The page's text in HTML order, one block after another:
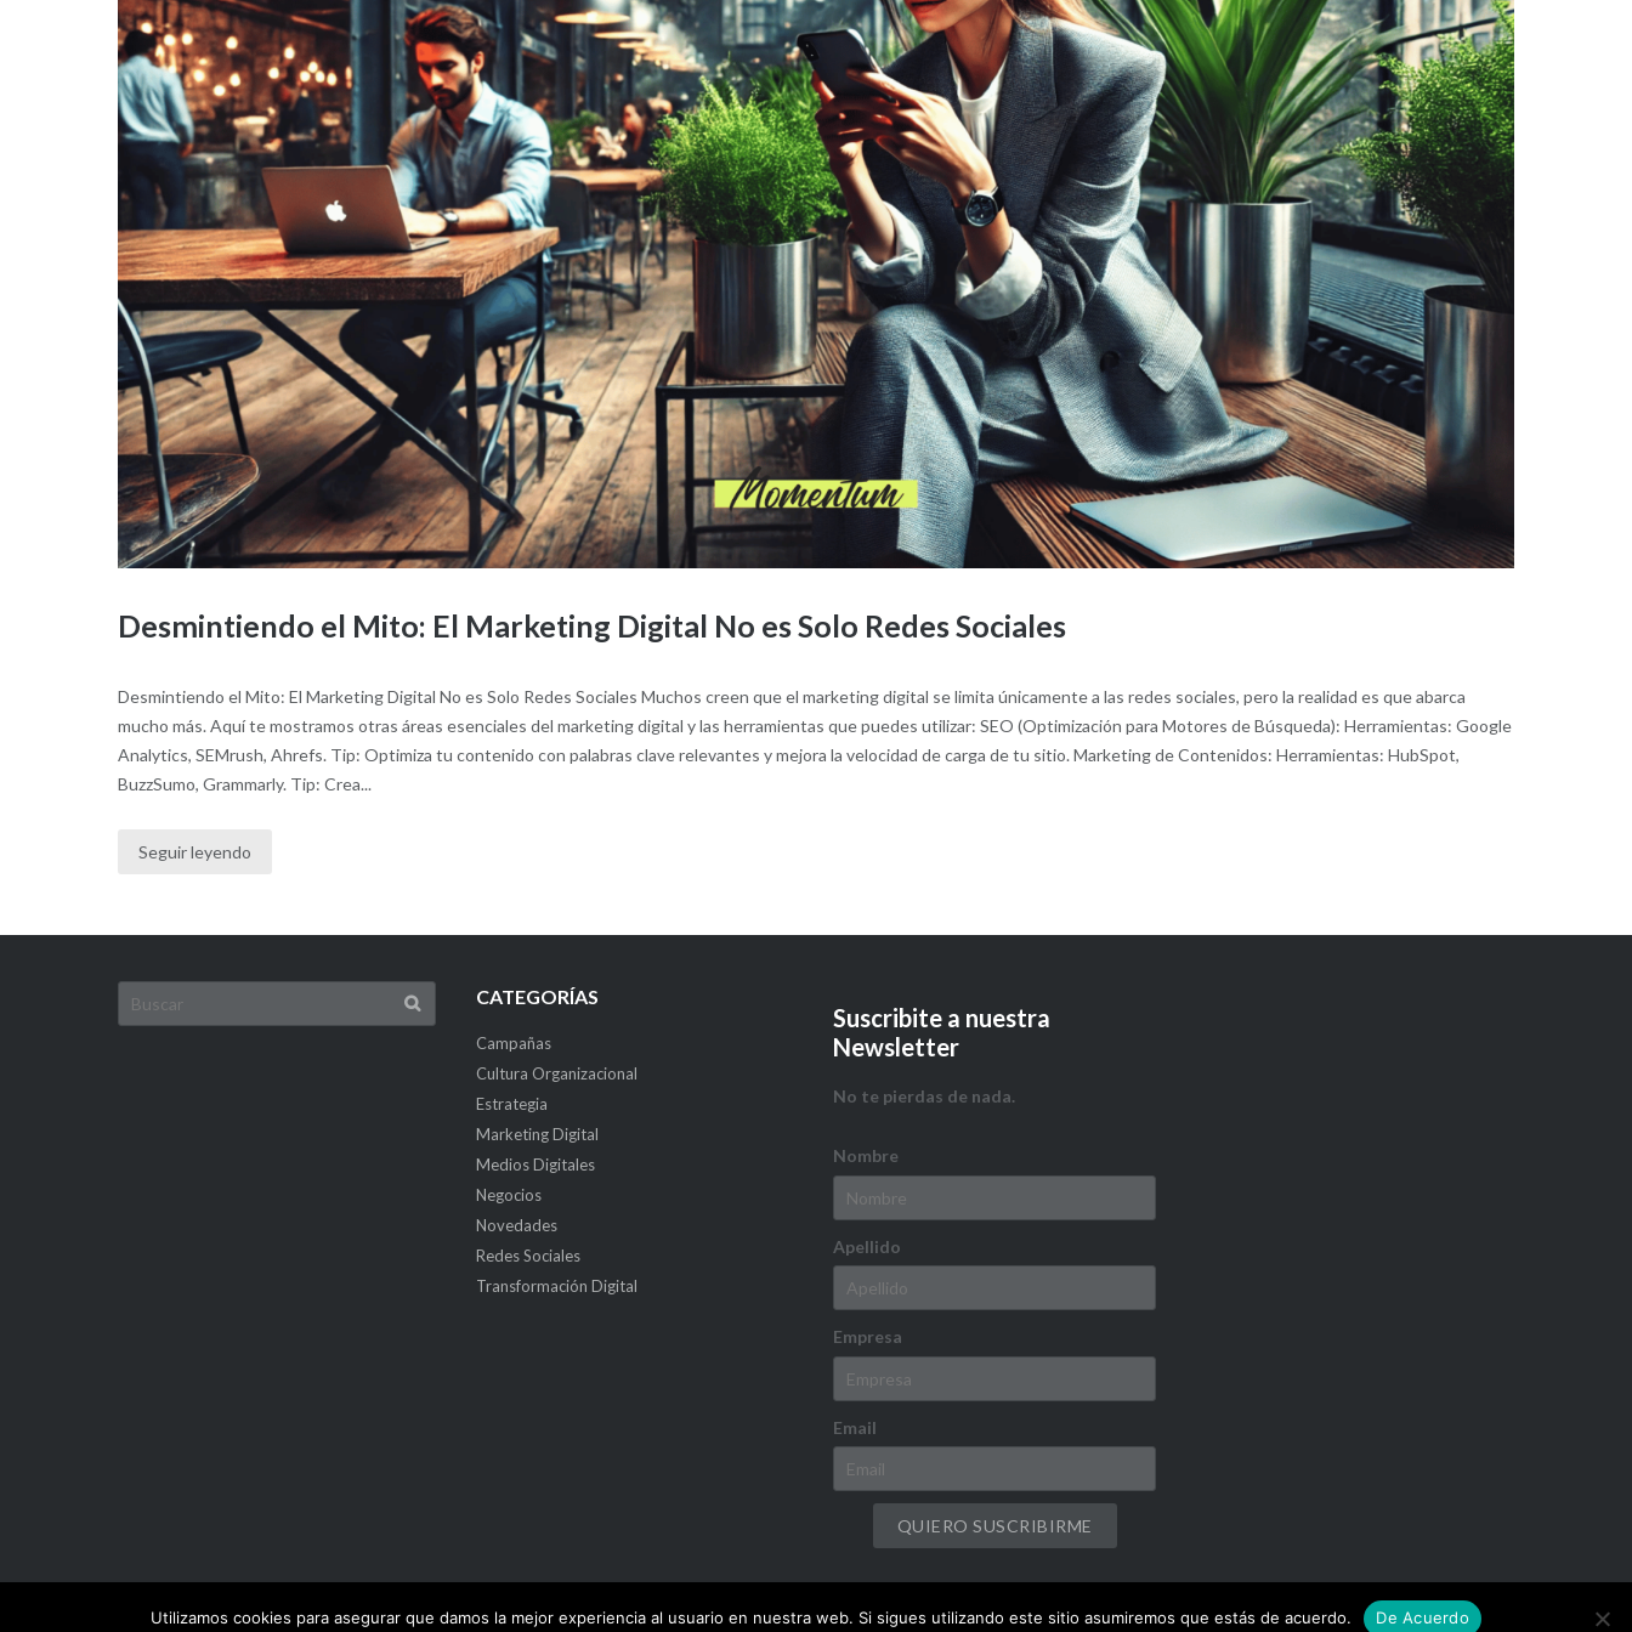
Desmintiendo el Mito: El Marketing Digital No es Solo Redes Sociales
Desmintiendo el Mito: El Marketing Digital No es Solo Redes Sociales Muchos creen que el marketing digital se limita únicamente a las redes sociales, pero la realidad es que abarca
mucho más. Aquí te mostramos otras áreas esenciales del marketing digital y las herramientas que puedes utilizar: SEO (Optimización para Motores de Búsqueda): Herramientas: Google
Analytics, SEMrush, Ahrefs. Tip: Optimiza tu contenido con palabras clave relevantes y mejora la velocidad de carga de tu sitio. Marketing de Contenidos: Herramientas: HubSpot,
BuzzSumo, Grammarly. Tip: Crea...
Seguir leyendo
Buscar: CATEGORÍAS
Campañas
Cultura Organizacional
Estrategia
Marketing Digital
Medios Digitales
Negocios
Novedades
Redes Sociales
Transformación Digital
Suscribite a nuestra
Newsletter
No te pierdas de nada.
Nombre
Apellido
Empresa
Email
QUIERO SUSCRIBIRME
© 2026Momentum Marketing Tema porPuro
Utilizamos cookies para asegurar que damos la mejor experiencia al usuario en nuestra web. Si sigues utilizando este sitio asumiremos que estás de acuerdo. De Acuerdo